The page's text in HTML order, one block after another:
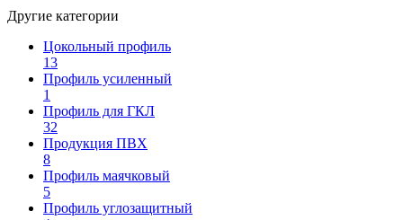
Другие категории
Цокольный профиль
13
Профиль усиленный
1
Профиль для ГКЛ
32
Продукция ПВХ
8
Профиль маячковый
5
Профиль углозащитный